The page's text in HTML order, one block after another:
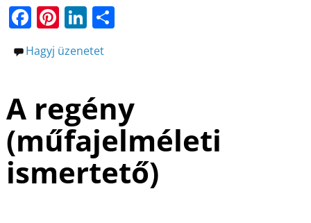
F
a
c
b
o
o
k
Pi
nt
er
st
Li
n
k
dI
n
O
m
e
g
Hagyj üzenetet
A regény
(műfajelméleti
ismertető)